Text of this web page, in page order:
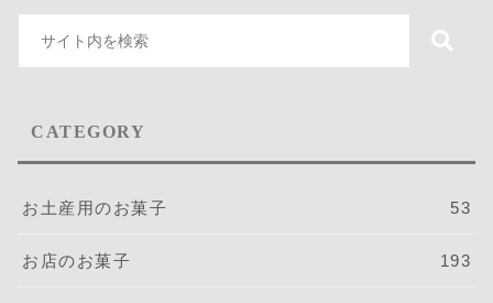
CATEGORY
お土産用のお菓子 53
お店のお菓子 193